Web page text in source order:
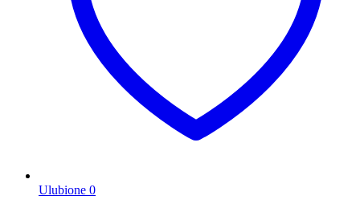
Ulubione 0